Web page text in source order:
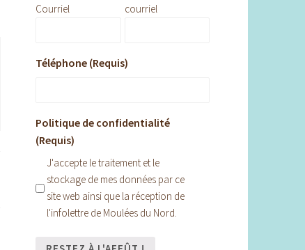
Courriel
courriel
Téléphone (Requis)
Politique de confidentialité
(Requis)
J'accepte le traitement et le
stockage de mes données par ce
site web ainsi que la réception de
l'infolettre de Moulées du Nord.